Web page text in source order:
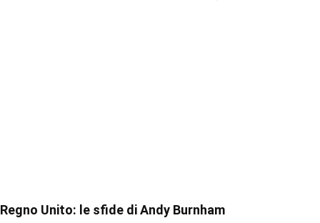
Regno Unito: le sfide di Andy Burnham